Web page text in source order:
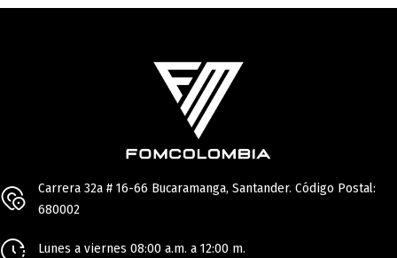
Carrera 32a # 16-66 Bucaramanga, Santander. Código Postal:
680002
Lunes a viernes 08:00 a.m. a 12:00 m.